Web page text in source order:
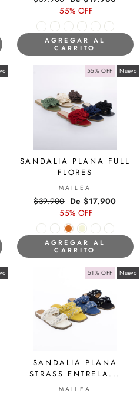
habitual
de
oferta
55% OFF
AGREGAR AL
CARRITO
55% OFF Nuevo
SANDALIA PLANA FULL
FLORES
MAILEA
Precio
habitual
$39.900 Precio
de
oferta
De $17.900
55% OFF
AGREGAR AL
CARRITO
51% OFF Nuevo
SANDALIA PLANA
STRASS ENTRELA...
MAILEA